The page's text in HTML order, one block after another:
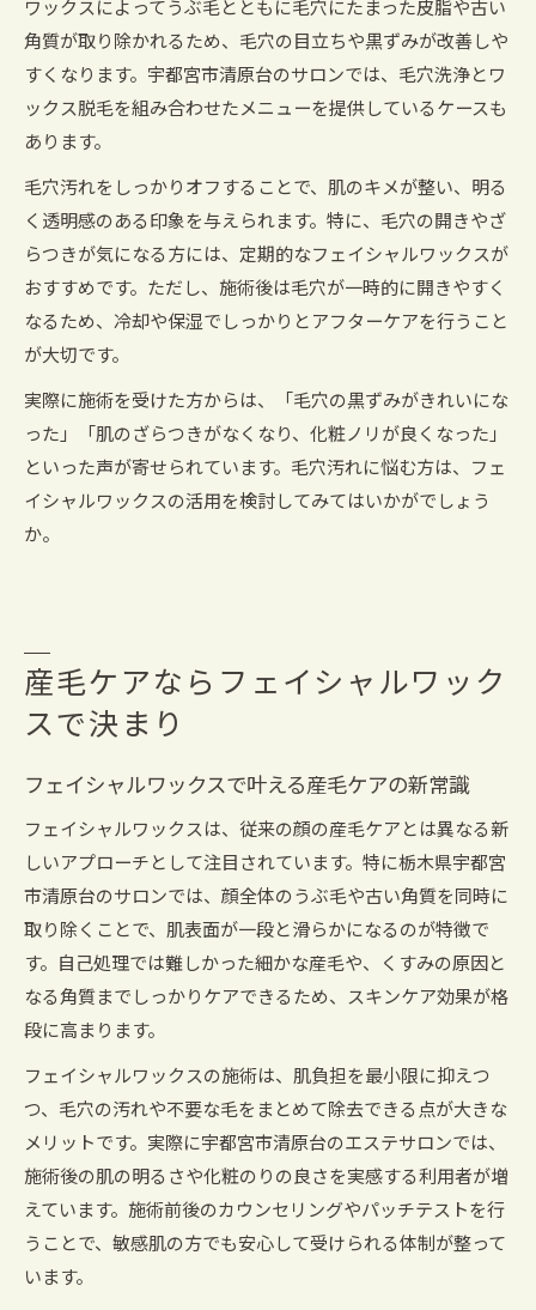
ワックスによってうぶ毛とともに毛穴にたまった皮脂や古い
角質が取り除かれるため、毛穴の目立ちや黒ずみが改善しや
すくなります。宇都宮市清原台のサロンでは、毛穴洗浄とワ
ックス脱毛を組み合わせたメニューを提供しているケースも
あります。
毛穴汚れをしっかりオフすることで、肌のキメが整い、明る
く透明感のある印象を与えられます。特に、毛穴の開きやざ
らつきが気になる方には、定期的なフェイシャルワックスが
おすすめです。ただし、施術後は毛穴が一時的に開きやすく
なるため、冷却や保湿でしっかりとアフターケアを行うこと
が大切です。
実際に施術を受けた方からは、「毛穴の黒ずみがきれいにな
った」「肌のざらつきがなくなり、化粧ノリが良くなった」
といった声が寄せられています。毛穴汚れに悩む方は、フェ
イシャルワックスの活用を検討してみてはいかがでしょう
か。
産毛ケアならフェイシャルワック
スで決まり
フェイシャルワックスで叶える産毛ケアの新常識
フェイシャルワックスは、従来の顔の産毛ケアとは異なる新
しいアプローチとして注目されています。特に栃木県宇都宮
市清原台のサロンでは、顔全体のうぶ毛や古い角質を同時に
取り除くことで、肌表面が一段と滑らかになるのが特徴で
す。自己処理では難しかった細かな産毛や、くすみの原因と
なる角質までしっかりケアできるため、スキンケア効果が格
段に高まります。
フェイシャルワックスの施術は、肌負担を最小限に抑えつ
つ、毛穴の汚れや不要な毛をまとめて除去できる点が大きな
メリットです。実際に宇都宮市清原台のエステサロンでは、
施術後の肌の明るさや化粧のりの良さを実感する利用者が増
えています。施術前後のカウンセリングやパッチテストを行
うことで、敏感肌の方でも安心して受けられる体制が整って
います。